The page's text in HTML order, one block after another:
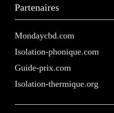
Partenaires
Mondaycbd.com
Isolation-phonique.com
Guide-prix.com
Isolation-thermique.org